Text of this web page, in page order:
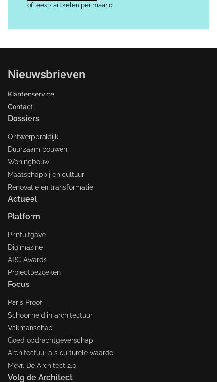
of lees 2 artikelen per maand
Nieuwsbrieven
Klantenservice
Contact
Dossiers
Ontwerppraktijk
Duurzaam bouwen
Woningbouw
Maatschappij en cultuur
Renovatie en transformatie
Actueel
Platform
Printuitgave
Digimazine
ARC Awards
Projectbezoeken
Focus
Paris Proof
Schoonheid in architectuur
Vakmanschap
Goed opdrachtgeverschap
Architectuur als culturele waarde
Mevr. De Architect 2.0
Volg de Architect